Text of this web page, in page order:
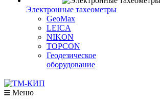
Электронные тахеометры
GeoMax
LEICA
NIKON
TOPCON
Геодезическое
оборудование
Меню